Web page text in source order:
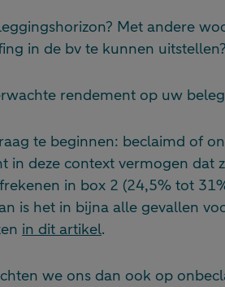
Met andere
in de bv te kunnen uitstellen?
rendement op uw
te beginnen: beclaimd of
in deze context vermogen dat
in box 2 (24,5% tot
is het in bijna alle gevallen
in dit artikel.
we ons dan ook op